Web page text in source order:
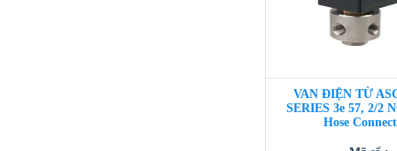
VAN ĐIỆN TỪ
SERIES 3e 57, 2/2
Hose